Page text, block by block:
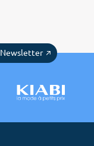
Newsletter